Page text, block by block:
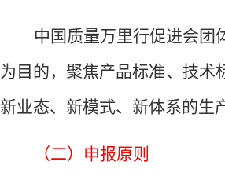
中国质量万里行促进会团
为目的， 聚焦产品标准、技术
新业态、新模式、新体系的生
（二）申报原则